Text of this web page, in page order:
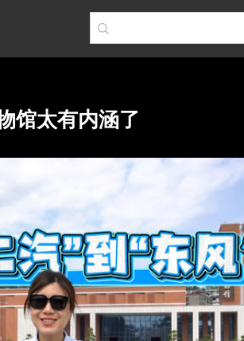
馆太有内涵了